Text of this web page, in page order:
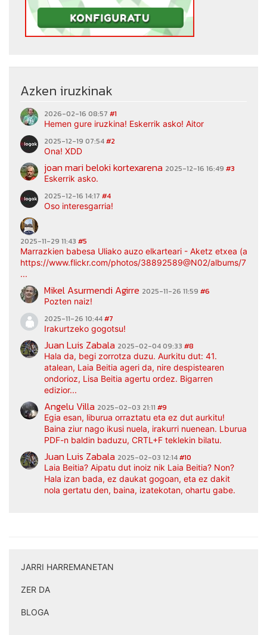
Azken iruzkinak
2026-02-16 08:57 #1
Hemen gure iruzkina! Eskerrik asko! Aitor
2025-12-19 07:54#2
Ona! XDD
joan mari beloki kortexarena 2025-12-16 16:49 #3
Eskerrik asko.
2025-12-16 14:17 #4
Oso interesgarria!
2025-11-29 11:43 #5
Marrazkien babesa Uliako auzo elkarteari - Aketz etxea
https://www.flickr.com/photos/38892589@N02/albums/
...
Mikel Asurmendi Agirre 2025-11-26 11:59 #6
Pozten naiz!
2025-11-26 10:44#7
Irakurtzeko gogotsu!
Juan Luis Zabala 2025-02-04 09:33 #8
Hala da, begi zorrotza duzu. Aurkitu dut: 41.
atalean, Laia Beitia ageri da, nire despistearen
ondorioz, Lisa Beitia agertu ordez. Bigarren
edizior...
Angelu Villa 2025-02-03 21:11 #9
Egia esan, liburua orraztatu eta ez dut aurkitu!
Baina ziur nago ikusi nuela, irakurri nuenean. Lburua
PDF-n baldin baduzu, CRTL+F teklekin bilatu.
Juan Luis Zabala 2025-02-03 12:14#10
Laia Beitia? Aipatu dut inoiz nik Laia Beitia? Non?
Hala izan bada, ez daukat gogoan, eta ez dakit
nola gertatu den, baina, izatekotan, ohartu gabe.
JARRI HARREMANETAN
ZER DA
BLOGA